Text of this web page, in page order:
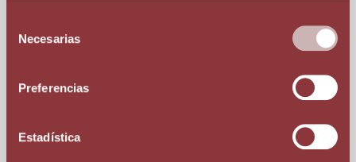
Necesarias
Preferencias
Estadística
проблем со страховой компанией и конечно
, тем
в Андорре, оставляя Вам время на основной
Андорре.